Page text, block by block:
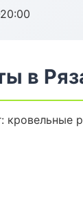
в
кровельные